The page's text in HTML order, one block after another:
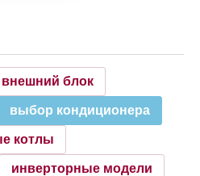
внешний блок
выбор кондиционера
котлы
инверторные модели